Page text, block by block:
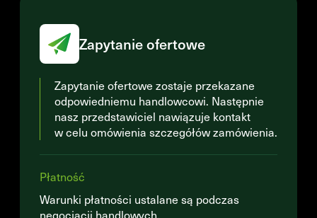
Zapytanie ofertowe
Zapytanie ofertowe zostaje przekazane
odpowiedniemu handlowcowi. Następnie
nasz przedstawiciel nawiązuje kontakt
w celu omówienia szczegółów zamówienia.
Płatność
Warunki płatności ustalane są podczas
negocjacji handlowych.